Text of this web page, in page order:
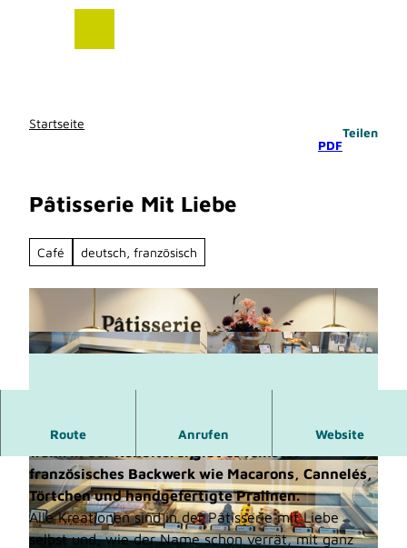
Startseite
PDF
Teilen
Pâtisserie Mit Liebe
Café deutsch, französisch
© Foto: Stadt Monheim am Rhein/Theodor
a Langenbrink |CC-BY-SA
© Foto: Stadt Monheim am Rhein/Theodor
a Langenbrink |
CC-BY-SA
Route Anrufen Website
In der Pâtisserie Mit Liebe werden süßen Träume
französisches Backwerk wie Macarons, Cannelés,
Törtchen und handgefertigte Pralinen.
Alle Kreationen sind in der Pâtisserie mit Liebe
selbst und, wie der Name schon verrät, mit ganz